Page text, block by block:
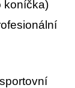
koníčka)